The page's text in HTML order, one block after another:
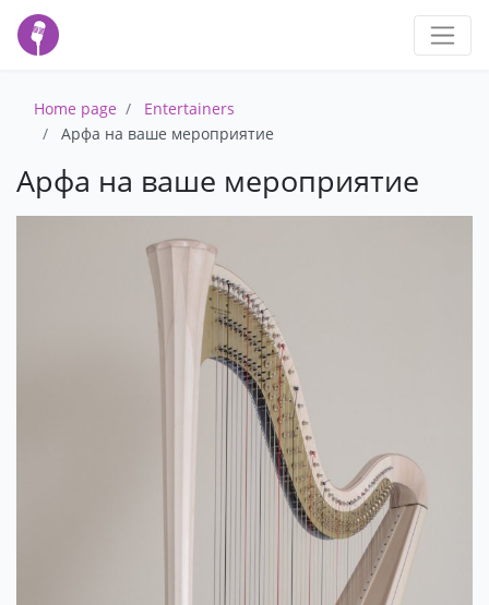
Home page
Entertainers
Арфа на ваше мероприятие
Арфа на ваше мероприятие